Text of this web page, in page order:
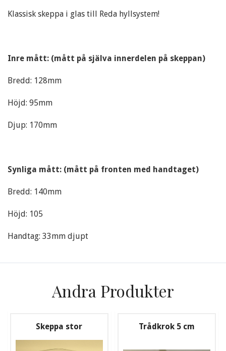
Klassisk skeppa i glas till Reda hyllsystem!
Inre mått: (mått på själva innerdelen på skeppan)
Bredd: 128mm
Höjd: 95mm
Djup: 170mm
Synliga mått: (mått på fronten med handtaget)
Bredd: 140mm
Höjd: 105
Handtag: 33mm djupt
Andra Produkter
Skeppa stor Trådkrok 5 cm